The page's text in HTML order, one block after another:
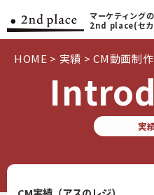
マーケティング
2nd place(セカ
HOME > 実績 >CM動画制作
実